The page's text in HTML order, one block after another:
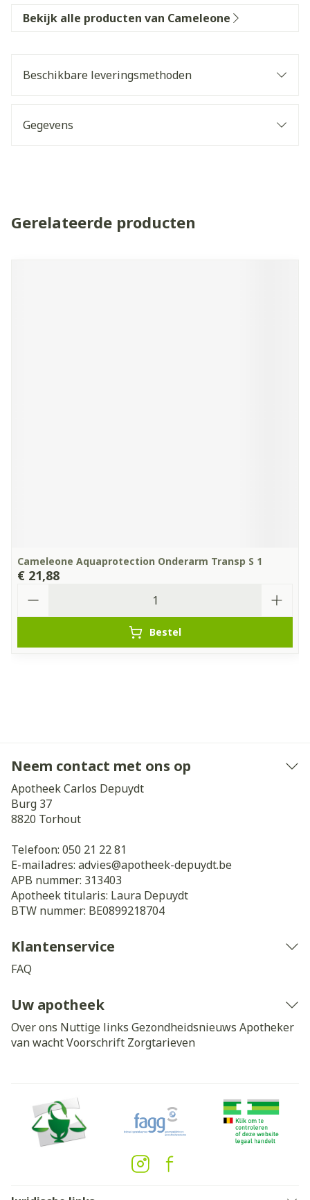
Bekijk alle producten van Cameleone
Beschikbare leveringsmethoden
Gegevens
Gerelateerde producten
Cameleone Aquaprotection Onderarm Transp S 1
€ 21,88
Bestel
Neem contact met ons op
Apotheek Carlos Depuydt
Burg 37
8820 Torhout
Telefoon: 050 21 22 81
E-mailadres: advies@apotheek-depuydt.be
APB nummer: 313403
Apotheek titularis: Laura Depuydt
BTW nummer: BE0899218704
Klantenservice
FAQ
Uw apotheek
Over ons Nuttige links Gezondheidsnieuws Apotheker
van wachtVoorschrift Zorgtarieven